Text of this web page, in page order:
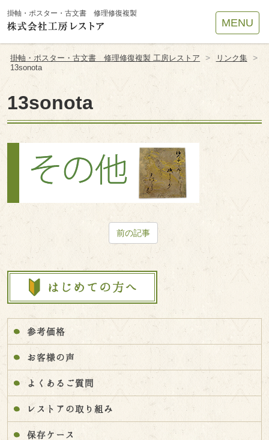
掛軸・ポスター・古文書 修理修復複製
MENU
掛軸・ポスター・古文書 修理修復複製 工房レストア > リンク集 >
13sonota
13sonota
前の記事
参考価格
お客様の声
よくあるご質問
レストアの取り組み
保存ケース
Site
Footer